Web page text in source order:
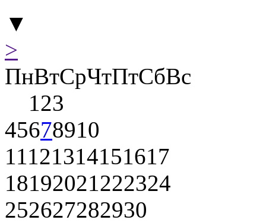
▼
>
ПнВтСрЧтПтСбВс
123
45678910
11121314151617
18192021222324
252627282930